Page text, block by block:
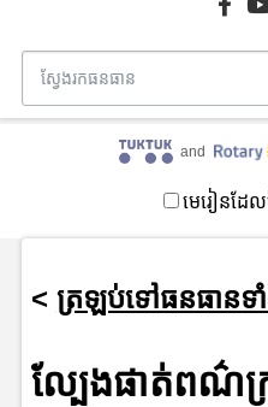
and
មេរៀនដែល
< ត្រឡប់ទៅធនធានទ
ល្បែងផាត់ពណ៌ក្